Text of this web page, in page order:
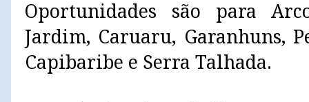
Oportunidades são para
Jardim, Caruaru, Garanhuns,
Capibaribe e Serra Talhada.